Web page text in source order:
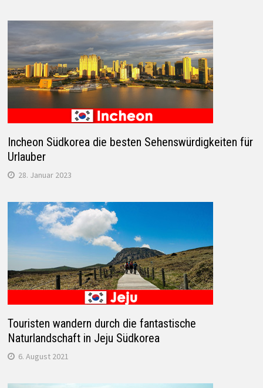
Incheon Südkorea die besten Sehenswürdigkeiten für
Urlauber
28. Januar 2023
Touristen wandern durch die fantastische
Naturlandschaft in Jeju Südkorea
6. August 2021